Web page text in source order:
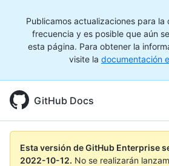
Publicamos actualizaciones para la
frecuencia y es posible que aún
esta página. Para obtener la
visite la documentación
GitHub Docs
Esta versión de GitHub Enterprise
2022-10-12. No se realizarán